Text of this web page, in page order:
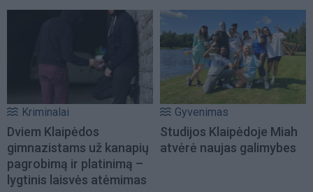
Kriminalai
Dviem Klaipėdos
gimnazistams už kanapių
pagrobimą ir platinimą –
lygtinis laisvės atėmimas
Gyvenimas
Studijos Klaipėdoje Miah
atvėrė naujas galimybes